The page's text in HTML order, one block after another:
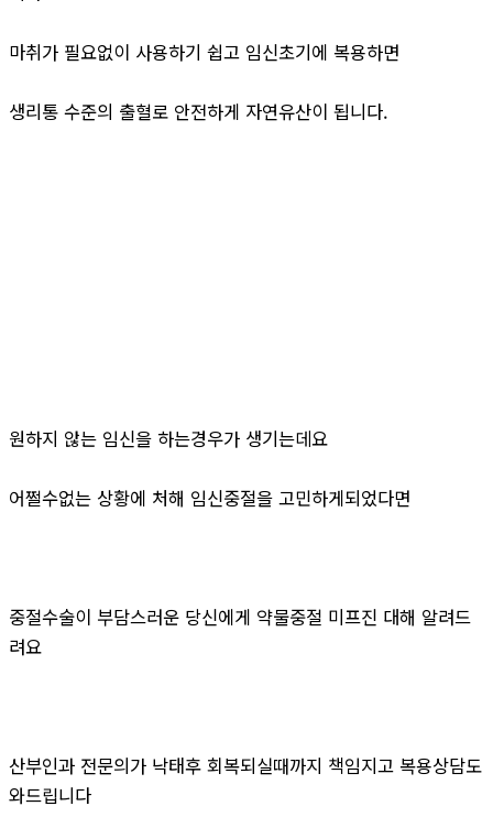
마취가 필요없이 사용하기 쉽고 임신초기에 복용하면
생리통 수준의 출혈로 안전하게 자연유산이 됩니다.
원하지 않는 임신을 하는경우가 생기는데요
어쩔수없는 상황에 처해 임신중절을 고민하게되었다면
중절수술이 부담스러운 당신에게 약물중절 미프진 대해 알려드
려요
산부인과 전문의가 낙태후 회복되실때까지 책임지고 복용상담도
와드립니다